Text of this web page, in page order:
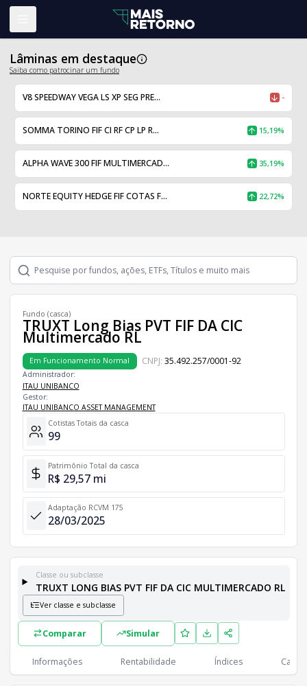
Lâminas em destaque
Saiba como patrocinar um fundo
V8 SPEEDWAY VEGA LS XP SEG PRE... -
SOMMA TORINO FIF CI RF CP LP R... 15,19%
ALPHA WAVE 300 FIF MULTIMERCAD... 35,19%
NORTE EQUITY HEDGE FIF COTAS F... 22,72%
Fundo (casca)
TRUXT Long Bias PVT FIF DA CIC
Multimercado RL
Em Funcionamento Normal CNPJ: 35.492.257/0001-92
Administrador:
ITAU UNIBANCO
Gestor:
ITAU UNIBANCO ASSET MANAGEMENT
Cotistas Totais da casca
99
Patrimônio Total da casca
R$ 29,57 mi
Adaptação RCVM 175
28/03/2025
Classes e Subclasses do Fundo
Lista completa de classes e subclasses disponíveis, incluindo
Classes
Classe
TRUXT LONG BIAS PVT FIF DA CIC MULTIMERCADO RL R$ 29,57 mi 99
Classe ou subclasse
TRUXT LONG BIAS PVT FIF DA CIC MULTIMERCADO RL
Ver classe e subclasse
Comparar Simular
Informações Rentabilidade Índices